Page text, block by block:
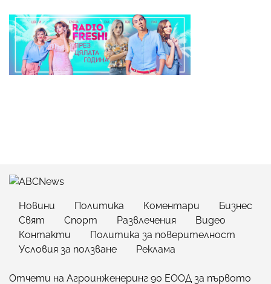
Новини Политика Коментари
Бизнес
Свят
Спорт Развлечения
Видео
Контакти
Политика за поверителност
Условия за ползване
Реклама
Отчети на Агроинженеринг 90 ЕООД за първото